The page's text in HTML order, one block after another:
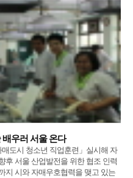
배우러 서울 온다
도시 청소년 직업훈련」실시해 자
후 서울 산업발전을 위한 협조 인력
지 시와 자매우호협력을 맺고 있는